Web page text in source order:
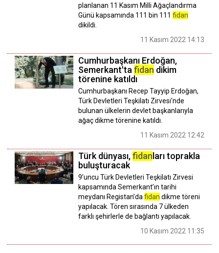
planlanan 11 Kasım Milli Ağaçlandırma
Günü kapsamında 111 bin 111 fidan
dikildi.
11 Kasım 2022 14:13
Cumhurbaşkanı Erdoğan,
Semerkant'ta fidan dikim
törenine katıldı
Cumhurbaşkanı Recep Tayyip Erdoğan,
Türk Devletleri Teşkilatı Zirvesi'nde
bulunan ülkelerin devlet başkanlarıyla
ağaç dikme törenine katıldı.
11 Kasım 2022 12:42
Türk dünyası,fidanları toprakla
buluşturacak
9’uncu Türk Devletleri Teşkilatı Zirvesi
kapsamında Semerkant’ın tarihi
meydanı Registan’da fidan dikme töreni
yapılacak. Tören sırasında 7 ülkeden
farklı şehirlerle de bağlantı yapılacak.
10 Kasım 2022 11:35